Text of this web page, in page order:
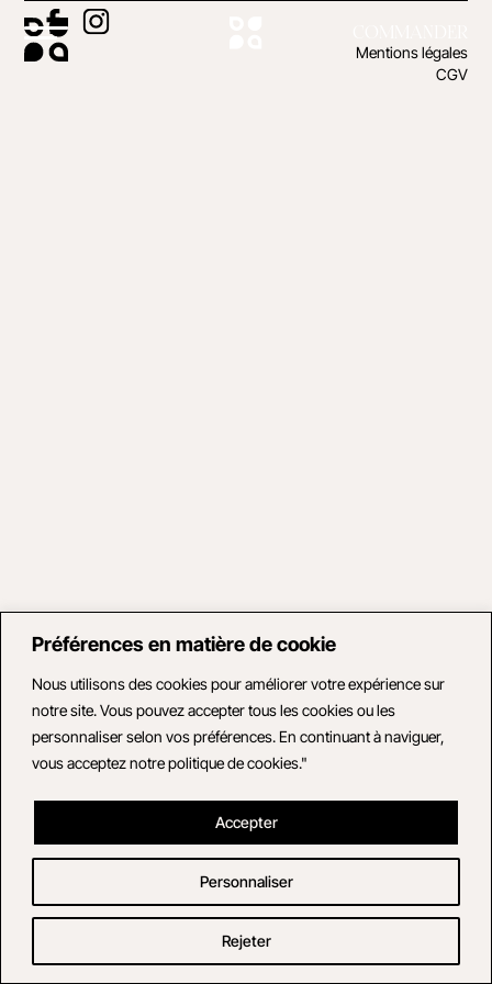
Préférences en matière de cookie
Nous utilisons des cookies pour améliorer votre expérience sur
notre site. Vous pouvez accepter tous les cookies ou les
personnaliser selon vos préférences. En continuant à naviguer,
vous acceptez notre politique de cookies."
Personnaliser
Rejeter
Accepter
Mentions légales
CGV